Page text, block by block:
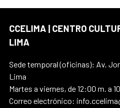
CCELIMA | CENTRO
LIMA
Sede temporal (oficinas): Av.
Lima
Martes a viernes, de 12:00 m. a
Correo electrónico: